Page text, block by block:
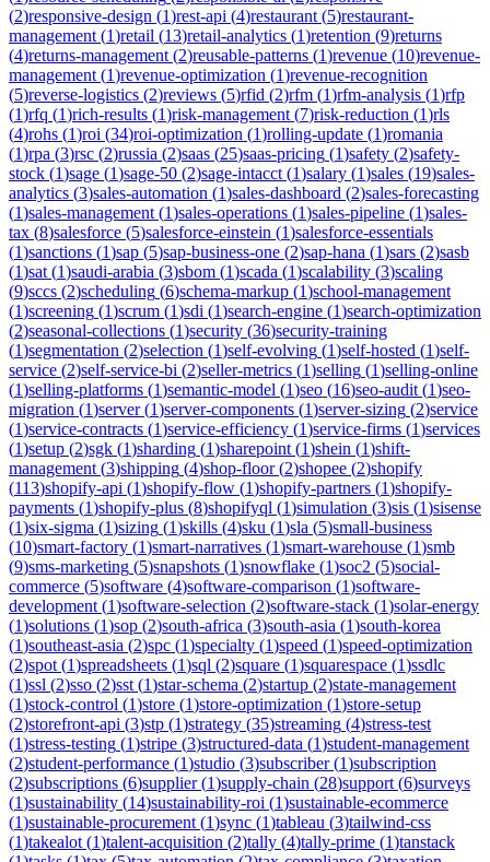
(2)responsive-design (1)rest-api (4)restaurant (5)restaurant-
management (1)retail (13)retail-analytics (1)retention (9)returns
(4)returns-management (2)reusable-patterns (1)revenue (10)revenue-
management (1)revenue-optimization (1)revenue-recognition
(5)reverse-logistics (2)reviews (5)rfid (2)rfm (1)rfm-analysis (1)rfp
(1)rfq (1)rich-results (1)risk-management (7)risk-reduction (1)rls
(4)rohs (1)roi (34)roi-optimization (1)rolling-update (1)romania
(1)rpa (3)rsc (2)russia (2)saas (25)saas-pricing (1)safety (2)safety-
stock (1)sage (1)sage-50 (2)sage-intacct (1)salary (1)sales (19)sales-
analytics (3)sales-automation (1)sales-dashboard (2)sales-forecasting
(1)sales-management (1)sales-operations (1)sales-pipeline (1)sales-
tax (8)salesforce (5)salesforce-einstein (1)salesforce-essentials
(1)sanctions (1)sap (5)sap-business-one (2)sap-hana (1)sars (2)sasb
(1)sat (1)saudi-arabia (3)sbom (1)scada (1)scalability (3)scaling
(9)sccs (2)scheduling (6)schema-markup (1)school-management
(1)screening (1)scrum (1)sdi (1)search-engine (1)search-optimization
(2)seasonal-collections (1)security (36)security-training
(1)segmentation (2)selection (1)self-evolving (1)self-hosted (1)self-
service (2)self-service-bi (2)seller-metrics (1)selling (1)selling-online
(1)selling-platforms (1)semantic-model (1)seo (16)seo-audit (1)seo-
migration (1)server(1)server-components (1)server-sizing (2)service
(1)service-contracts (1)service-efficiency (1)service-firms (1)services
(1)setup (2)sgk (1)sharding (1)sharepoint (1)shein (1)shift-
management (3)shipping (4)shop-floor(2)shopee (2)shopify
(113)shopify-api (1)shopify-flow (1)shopify-partners (1)shopify-
payments (1)shopify-plus (8)shopifyql (1)simulation (3)sis (1)sisense
(1)six-sigma (1)sizing (1)skills (4)sku (1)sla (5)small-business
(10)smart-factory (1)smart-narratives (1)smart-warehouse (1)smb
(9)sms-marketing (5)snapshots (1)snowflake (1)soc2 (5)social-
commerce (5)software (4)software-comparison (1)software-
development (1)software-selection (2)software-stack (1)solar-energy
(1)solutions (1)sop (2)south-africa (3)south-asia (1)south-korea
(1)southeast-asia (2)spc (1)specialty (1)speed (1)speed-optimization
(2)spot (1)spreadsheets (1)sql (2)square (1)squarespace (1)ssdlc
(1)ssl (2)sso (2)sst (1)star-schema (2)startup (2)state-management
(1)stock-control (1)store (1)store-optimization (1)store-setup
(2)storefront-api (3)stp (1)strategy (35)streaming (4)stress-test
(1)stress-testing (1)stripe (3)structured-data (1)student-management
(2)student-performance (1)studio (3)subscriber(1)subscription
(2)subscriptions (6)supplier(1)supply-chain (28)support (6)surveys
(1)sustainability (14)sustainability-roi (1)sustainable-ecommerce
(1)sustainable-procurement (1)sync (1)tableau (3)tailwind-css
(1)takealot (1)talent-acquisition (2)tally (4)tally-prime (1)tanstack